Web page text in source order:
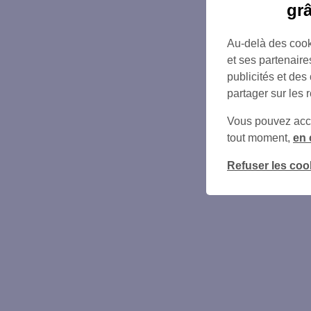
Au-delà des
et ses
publicités et des
partager sur les
Vous pouvez
tout moment, en
Refuser les